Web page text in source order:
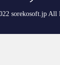
sorekosoft.jp All